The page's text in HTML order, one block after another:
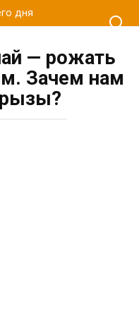
дня
— рожать
Зачем нам